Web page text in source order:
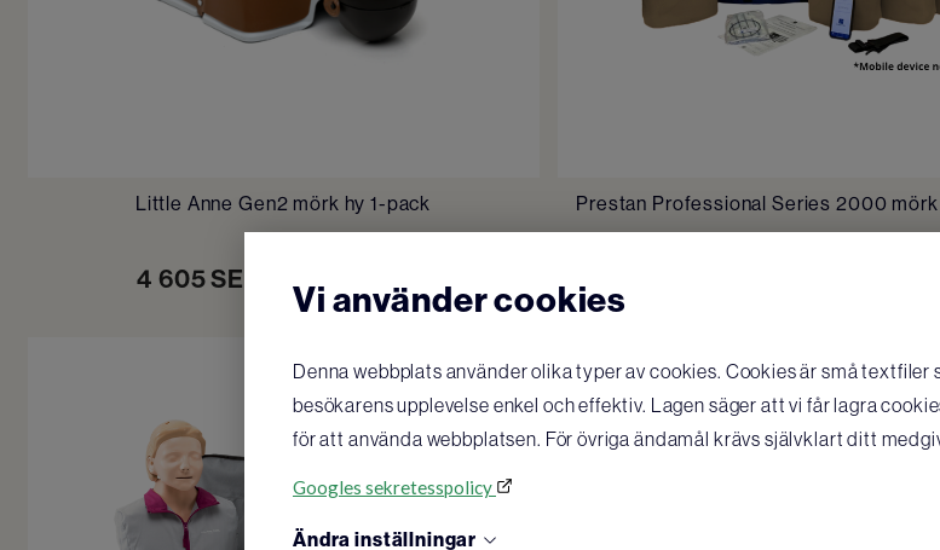
Vi använder cookies
Denna webbplats använder olika typer av cookies. Cookies är små
besökarens upplevelse enkel och effektiv. Lagen säger att vi får lagra
för att använda webbplatsen. För övriga ändamål krävs självklart ditt
Googles sekretesspolicy
Ändra inställningar
Little Anne Gen2 mörk hy 1-pack
4 605SEK
Prestan Professional Series 2000